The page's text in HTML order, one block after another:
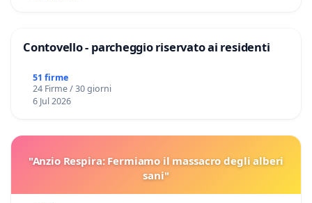
Contovello - parcheggio riservato ai residenti
51 firme
24 Firme / 30 giorni
6 Jul 2026
"Anzio Respira: Fermiamo il massacro degli alberi
sani"